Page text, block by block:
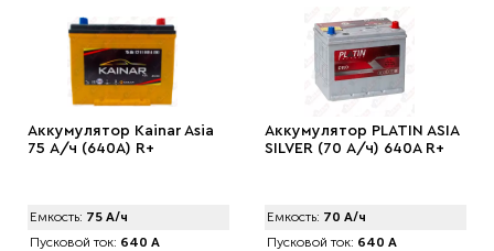
Аккумулятор Kainar Asia
75 А/ч (640A) R+
Емкость: 75 А/ч
Пусковой ток: 640 А
Аккумулятор PLATIN ASIA
SILVER (70 А/ч) 640A R+
Емкость: 70 А/ч
Пусковой ток: 640 А